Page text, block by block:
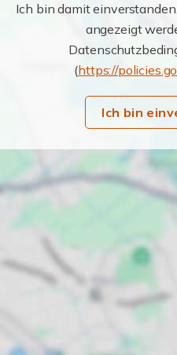
Ich bin damit
angezeigt
(https://
Ich bin